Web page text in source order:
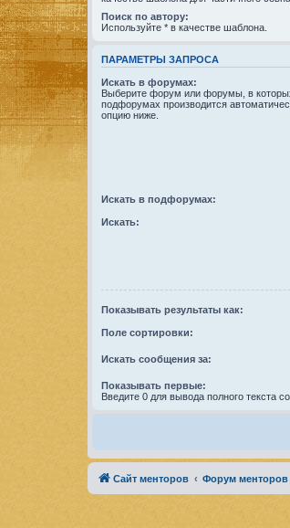
Поиск по автору:
Используйте * в качестве шаблона.
ПАРАМЕТРЫ ЗАПРОСА
Искать в форумах:
Выберите форум или форумы, в
подфорумах производится
опцию ниже.
Искать в подфорумах:
Искать:
Показывать результаты как:
Поле сортировки:
Искать сообщения за:
Показывать первые:
Введите 0 для вывода полного текста
Сайт менторов Форум менторов